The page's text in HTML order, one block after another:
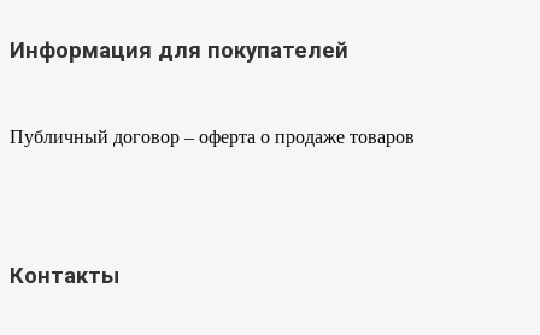
Информация для покупателей
Публичный договор – оферта о продаже товаров
Контакты